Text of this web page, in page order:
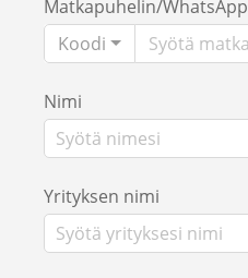
Matkapuhelin/WhatsApp
Koodi
Nimi
Yrityksen nimi